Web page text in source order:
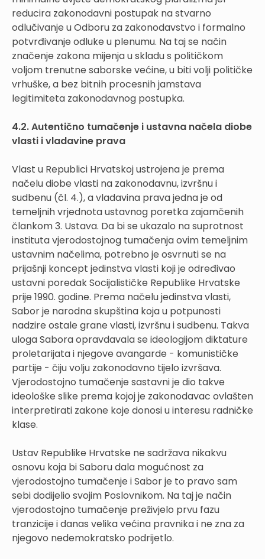
reducira zakonodavni postupak na stvarno
odlučivanje u Odboru za zakonodavstvo i formalno
potvrđivanje odluke u plenumu. Na taj se način
značenje zakona mijenja u skladu s političkom
voljom trenutne saborske većine, u biti volji političke
vrhuške, a bez bitnih procesnih jamstava
legitimiteta zakonodavnog postupka.
4.2. Autentično tumačenje i ustavna načela diobe
vlasti i vladavine prava
Vlast u Republici Hrvatskoj ustrojena je prema
načelu diobe vlasti na zakonodavnu, izvršnu i
sudbenu (čl. 4.), a vladavina prava jedna je od
temeljnih vrjednota ustavnog poretka zajamčenih
člankom 3. Ustava. Da bi se ukazalo na suprotnost
instituta vjerodostojnog tumačenja ovim temeljnim
ustavnim načelima, potrebno je osvrnuti se na
prijašnji koncept jedinstva vlasti koji je određivao
ustavni poredak Socijalističke Republike Hrvatske
prije 1990. godine. Prema načelu jedinstva vlasti,
Sabor je narodna skupština koja u potpunosti
nadzire ostale grane vlasti, izvršnu i sudbenu. Takva
uloga Sabora opravdavala se ideologijom diktature
proletarijata i njegove avangarde - komunističke
partije - čiju volju zakonodavno tijelo izvršava.
Vjerodostojno tumačenje sastavni je dio takve
ideološke slike prema kojoj je zakonodavac ovlašten
interpretirati zakone koje donosi u interesu radničke
klase.
Ustav Republike Hrvatske ne sadržava nikakvu
osnovu koja bi Saboru dala mogućnost za
vjerodostojno tumačenje i Sabor je to pravo sam
sebi dodijelio svojim Poslovnikom. Na taj je način
vjerodostojno tumačenje preživjelo prvu fazu
tranzicije i danas velika većina pravnika i ne zna za
njegovo nedemokratsko podrijetlo.